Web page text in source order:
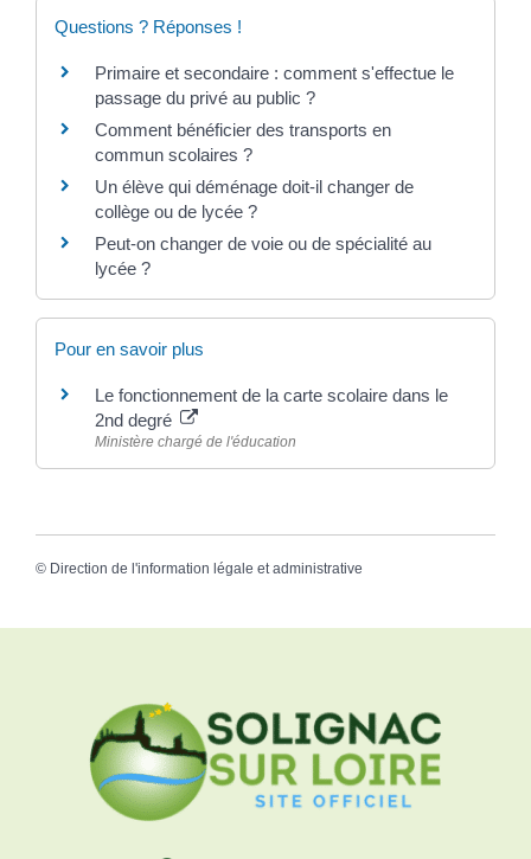
Questions ? Réponses !
Primaire et secondaire : comment s'effectue le
passage du privé au public ?
Comment bénéficier des transports en
commun scolaires ?
Un élève qui déménage doit-il changer de
collège ou de lycée ?
Peut-on changer de voie ou de spécialité au
lycée ?
Pour en savoir plus
Le fonctionnement de la carte scolaire dans le
2nd degré
Ministère chargé de l'éducation
© Direction de l'information légale et administrative